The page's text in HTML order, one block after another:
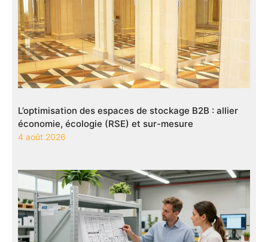
L’optimisation des espaces de stockage B2B : allier
économie, écologie (RSE) et sur-mesure
4 août 2026